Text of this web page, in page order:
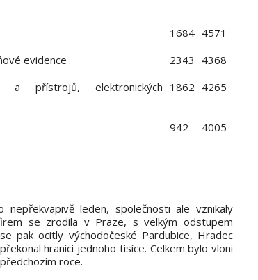
1684 4571
evidence
2343
4368
a přístrojů, elektronických
1862 4265
942 4005
leden, společnosti ale vznikaly
se zrodila v Praze, s velkým odstupem
pak ocitly východočeské Pardubice, Hradec
hranici jednoho tisíce. Celkem bylo vloni
roce.